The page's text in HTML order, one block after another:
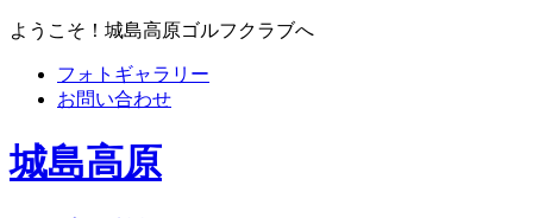
ようこそ！城島高原ゴルフクラブへ
フォトギャラリー
お問い合わせ
城島高原